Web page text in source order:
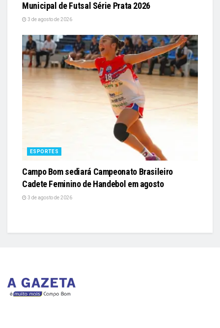
Municipal de Futsal Série Prata 2026
3 de agosto de 2026
ESPORTES
Campo Bom sediará Campeonato Brasileiro
Cadete Feminino de Handebol em agosto
3 de agosto de 2026